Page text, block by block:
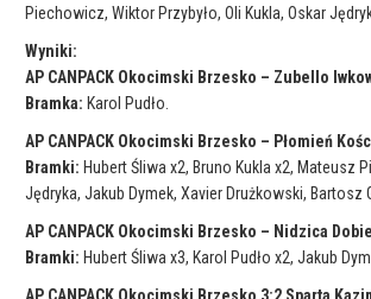
Piechowicz, Wiktor Przybyło, Oli Kukla, Oskar
Wyniki:
AP CANPACK Okocimski Brzesko – Zubello
Bramka: Karol Pudło.
AP CANPACK Okocimski Brzesko – Płomień
Bramki: Hubert Śliwa x2, Bruno Kukla x2, Mateusz
Jędryka, Jakub Dymek, Xavier Drużkowski, Bartosz
AP CANPACK Okocimski Brzesko – Nidzica
Bramki: Hubert Śliwa x3, Karol Pudło x2, Jakub